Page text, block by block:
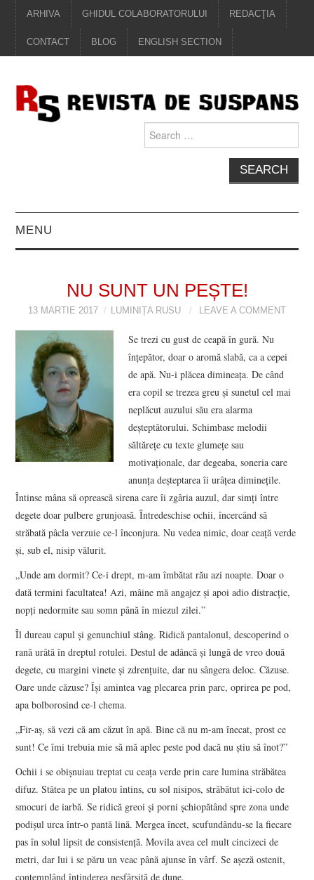
ARHIVA GHIDUL COLABORATORULUI REDACŢIA
CONTACT BLOG ENGLISH SECTION
for:
MENU
PROZĂ
VIZIUNI ȘI SPECTRE
CONTRAPAGINI
CARTE & FILM
SUSPANS
MARTIE 2018
NUMĂRUL 49 /
APRILIE 2018
NU SUNT UN PEȘTE!
13 MARTIE 2017 LUMINIȚA RUSU LEAVE A COMMENT
Se trezi cu gust de ceapă în gură. Nu
înțepător, doar o aromă slabă, ca a cepei
de apă. Nu-i plăcea dimineața. De când
era copil se trezea greu și sunetul cel mai
neplăcut auzului său era alarma
deșteptătorului. Schimbase melodii
săltărețe cu texte glumețe sau
motivaționale, dar degeaba, soneria care
anunța deșteptarea îi urâțea diminețile.
Întinse mâna să oprească sirena care îi zgâria auzul, dar simți între
degete doar pulbere grunjoasă. Întredeschise ochii, încercând să
străbată pâcla verzuie ce-l înconjura. Nu vedea nimic, doar ceață verde
și, sub el, nisip vălurit.
„Unde am dormit? Ce-i drept, m-am îmbătat rău azi noapte. Doar o
dată termini facultatea! Azi, mâine mă angajez și apoi adio distracție,
nopți nedormite sau somn până în miezul zilei.”
Îl dureau capul și genunchiul stâng. Ridică pantalonul, descoperind o
rană urâtă în dreptul rotulei. Destul de adâncă și lungă de vreo două
degete, cu margini vinete și zdrențuite, dar nu sângera deloc. Căzuse.
Oare unde căzuse? Își amintea vag plecarea prin parc, oprirea pe pod,
apa bolborosind ce-l chema.
„Fir-aș, să vezi că am căzut în apă. Bine că nu m-am înecat, prost ce
sunt! Ce îmi trebuia mie să mă aplec peste pod dacă nu știu să înot?”
Ochii i se obișnuiau treptat cu ceața verde prin care lumina străbătea
difuz. Stătea pe un platou întins, cu sol nisipos, străbătut ici-colo de
smocuri de iarbă. Se ridică greoi și porni șchiopătând spre zona unde
podișul urca într-o pantă lină. Mergea încet, scufundându-se la fiecare
pas în solul lipsit de consistență. Movila avea cel mult cincizeci de
metri, dar lui i se păru un veac până ajunse în vârf. Se așeză ostenit,
contemplând întinderea nesfârșită de dune.